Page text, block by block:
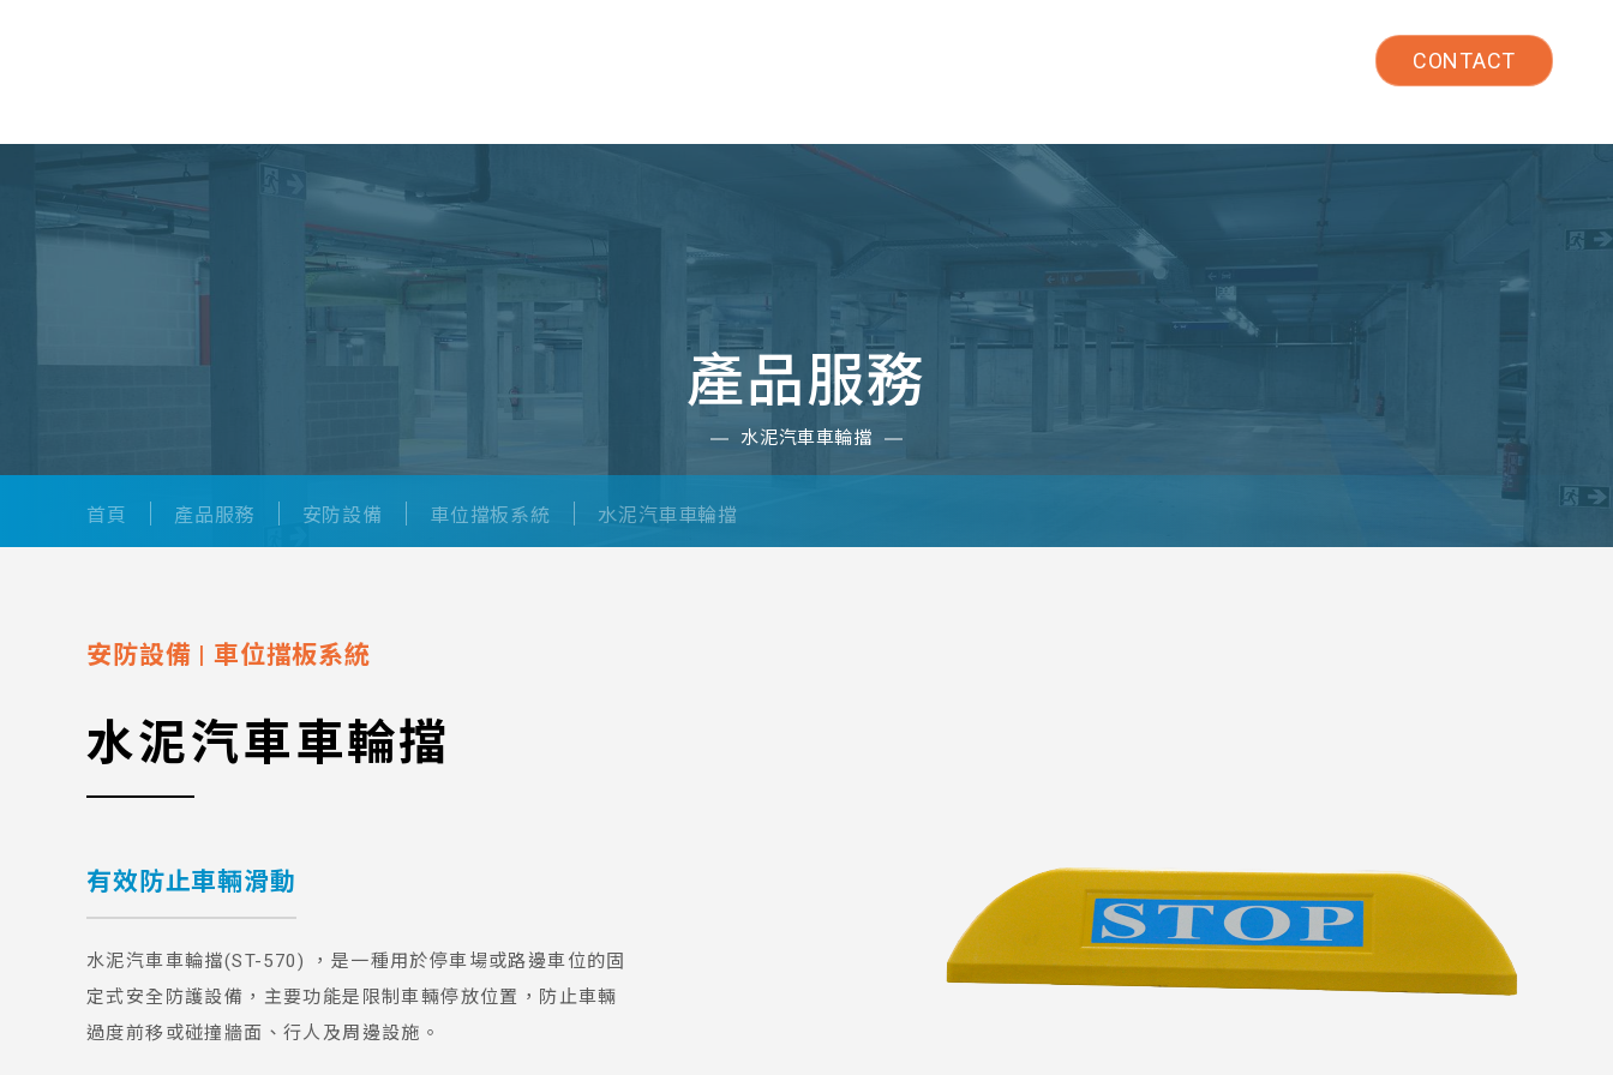
CONTACT
產品服務
水泥汽車車輪擋
首頁 產品服務 安防設備 車位擋板系統 水泥汽車車輪擋
安防設備 | 車位擋板系統
水泥汽車車輪擋
有效防止車輛滑動
水泥汽車車輪擋(ST-570) ，是一種用於停車場或路邊車位的固
定式安全防護設備，主要功能是限制車輛停放位置，防止車輛
過度前移或碰撞牆面、行人及周邊設施。